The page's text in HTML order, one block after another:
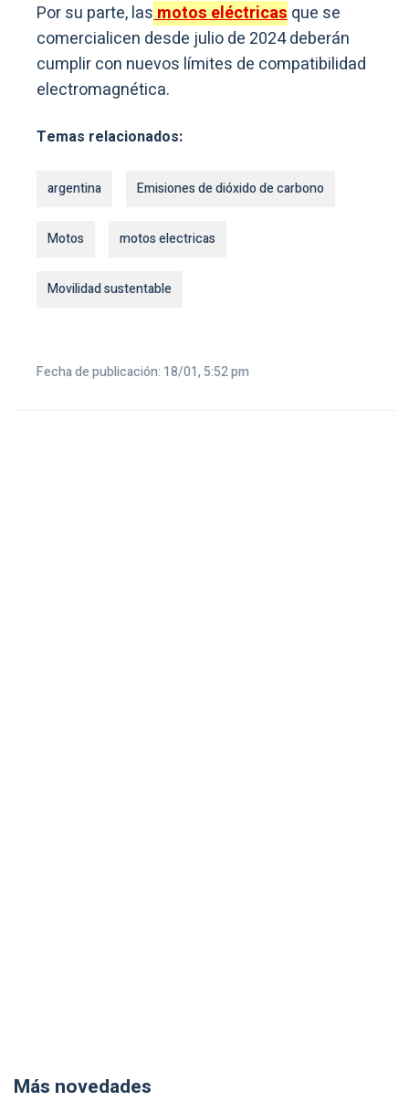
Por su parte, lasmotos eléctricasque se
comercialicen desde julio de 2024 deberán
cumplir con nuevos límites de compatibilidad
electromagnética.
Temas relacionados:
argentina Emisiones de dióxido de carbono
Motos motos electricas
Movilidad sustentable
Fecha de publicación: 18/01, 5:52 pm
Más novedades